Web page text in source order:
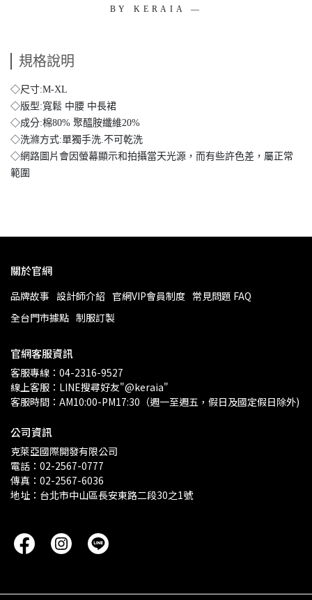
BY KERAIA —
規格說明
◇尺寸:M-XL
◇版型:寬鬆 中腰 中長裙
◇成分:棉80% 聚醯胺纖維20%
◇洗滌方式:單獨手洗.不可乾洗
◇網路圖片會因螢幕顯示和拍攝當天光源，而有些許色差，屬正常
範圍
關於官網
品牌故事 設計師介紹 官網VIP會員制度 常見問題 FAQ
全台門市據點 制服訂製
官網客服資訊
客服專線：04-2316-9527
線上客服：LINE搜尋好友"@keraia"
客服時間：AM10:00-PM17:30（週一至週五，假日及國定假日除外)
公司資訊
克萊亞國際開發有限公司
電話：02-2567-0777
傳真：02-2567-6036
地址：台北市中山區長安東路二段30之1號